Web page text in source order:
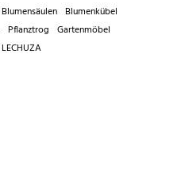
Blumensäulen Blumenkübel
Pflanztrog Gartenmöbel